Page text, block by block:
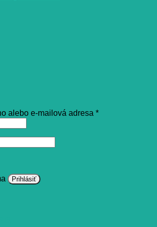
alebo e-mailová adresa *Povinné
Prihlásiť